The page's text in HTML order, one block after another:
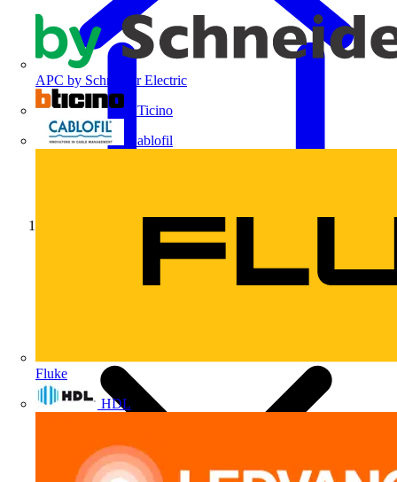
APC by Schneider Electric
BTicino
Cablofil
Fluke
HDL